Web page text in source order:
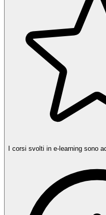
I corsi svolti in e-learning sono